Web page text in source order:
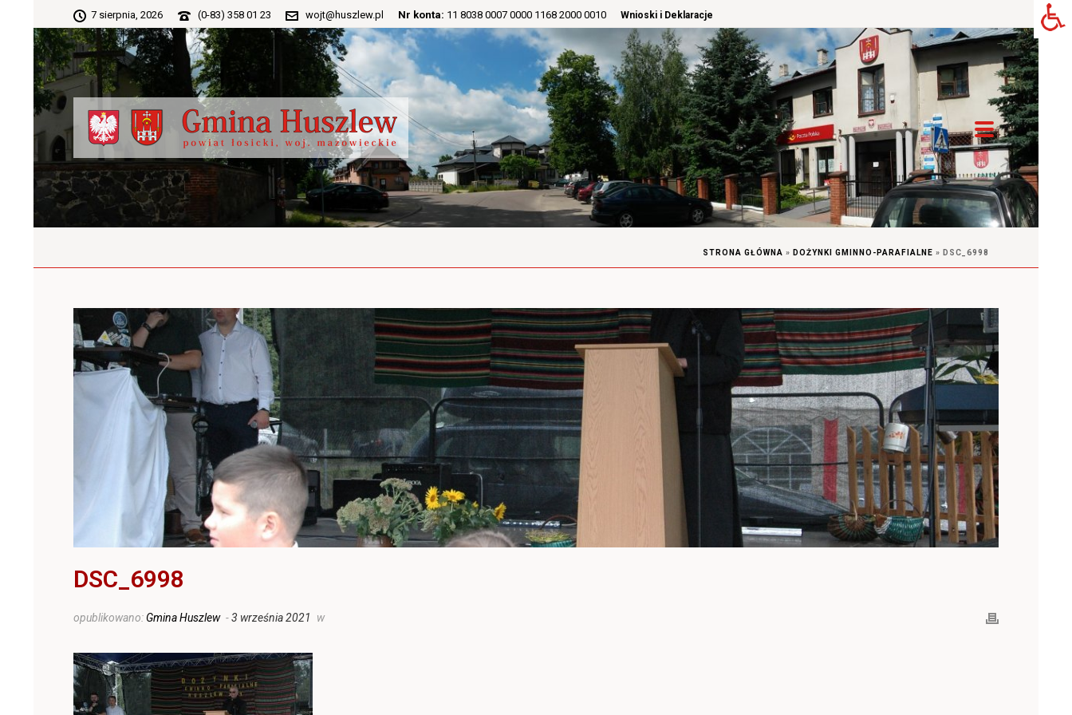
7 sierpnia, 2026 (0-83) 358 01 23 wojt@huszlew.pl Nr konta: 11 8038 0007 0000 1168 2000 0010 Wnioski i Deklaracje
STRONA GŁÓWNA » DOŻYNKI GMINNO-PARAFIALNE » DSC_6998
DSC_6998
opublikowano: Gmina Huszlew -3 września 2021 w